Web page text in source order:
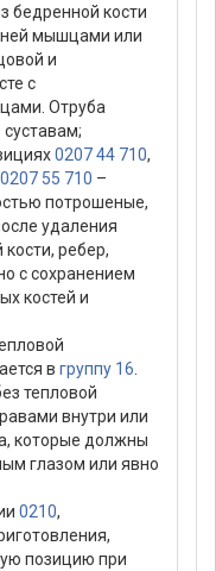
бедренной кости
мышцами или
и
с
Отруба
0207 44 710,
0207 55 710 –
потрошеные,
удаления
кости, ребер,
с сохранением
костей и
в группу 16
тепловой
внутри или
которые должны
глазом или явно
0210,
позицию при